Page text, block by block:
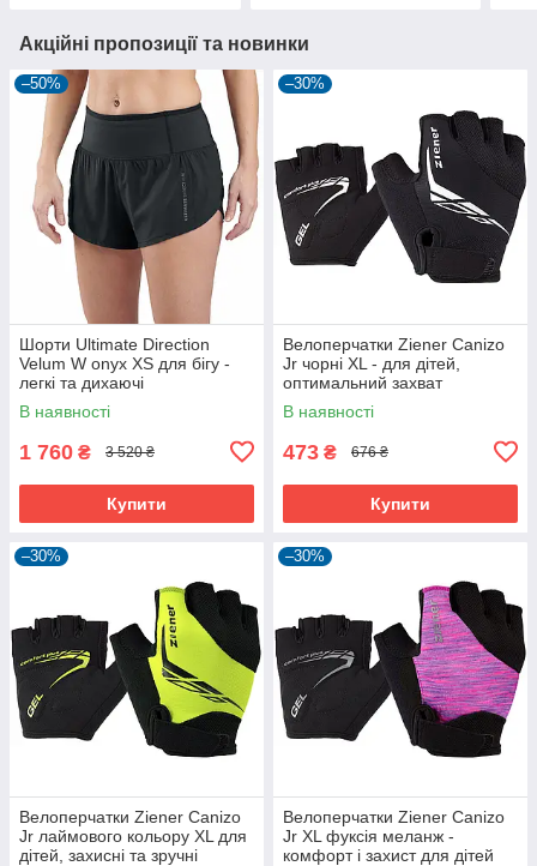
Акційні пропозиції та новинки
–50%
Шорти Ultimate Direction
Velum W onyx XS для бігу -
легкі та дихаючі
В наявності
1 760 ₴ 3 520 ₴
Купити
–30%
Велоперчатки Ziener Canizo
Jr чорні XL - для дітей,
оптимальний захват
В наявності
473 ₴ 676 ₴
Купити
–30%
Велоперчатки Ziener Canizo
Jr лаймового кольору XL для
дітей, захисні та зручні
–30%
Велоперчатки Ziener Canizo
Jr XL фуксія меланж -
комфорт і захист для дітей